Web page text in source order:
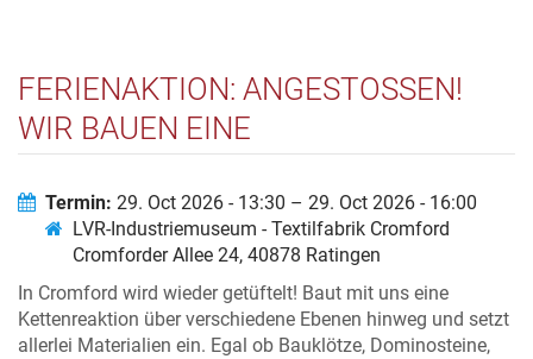
FERIENAKTION: ANGESTOSSEN! W
IR BAUEN EINE K
Termin: 29. Oct 2026 - 13:30 – 29. Oct 2026 - 16:00
LVR-Industriemuseum - Textilfabrik Cromford
Cromforder Allee 24, 40878 Ratingen
In Cromford wird wieder getüftelt! Baut mit uns eine
Kettenreaktion über verschiedene Ebenen hinweg und setzt
allerlei Materialien ein. Egal ob Bauklötze, Dominosteine,